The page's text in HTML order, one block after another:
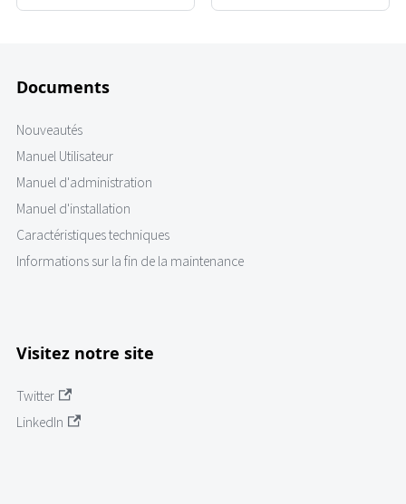
Documents
Nouveautés
Manuel Utilisateur
Manuel d'administration
Manuel d'installation
Caractéristiques techniques
Informations sur la fin de la maintenance
Visitez notre site
Twitter
LinkedIn